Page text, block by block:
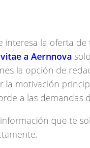
interesa la oferta
a Aernnova
la opción de
motivación
a las demandas
que te